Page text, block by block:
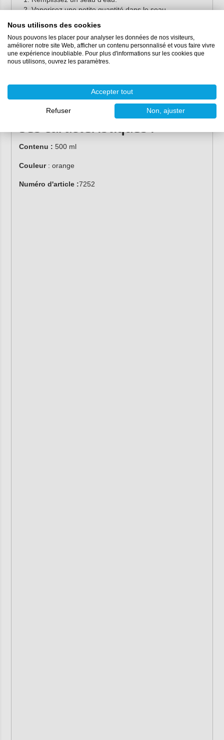
Vaporisez une petite quantité dans le seau.
Ensuite, frottez bien la surface.
Pulvérisez la surface à l'aide d'un nettoyeur haute
pression ou d'un tuyau d'arrosage.
Après avoir éliminé la saleté la plus grossière, il est
combinaison avec leDétachant Rapide Farécla G3 Pro
pour éliminer la saleté la plus tenace, microscopique et
rétractée de la peinture.
Ses caractéristiques :
Contenu : 500 ml
Couleur : orange
Numéro d'article :7252
Nous utilisons des cookies
Nous pouvons les placer pour analyser les données de nos visiteurs,
améliorer notre site Web, afficher un contenu personnalisé et vous faire vivre
une expérience inoubliable. Pour plus d'informations sur les cookies que
nous utilisons, ouvrez les paramètres.
Accepter tout
Refuser Non, ajuster